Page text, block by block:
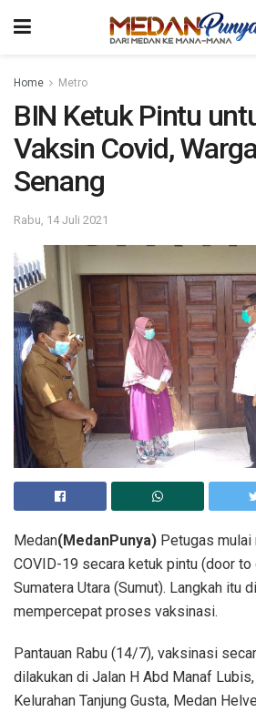
Home Metro
BIN Ketuk Pintu
Vaksin Covid,
Senang
Rabu, 14 Juli 2021
Medan(MedanPunya) Petugas
COVID-19 secara ketuk pintu (door
Sumatera Utara (Sumut). Langkah itu
mempercepat proses vaksinasi.
Pantauan Rabu (14/7), vaksinasi
dilakukan di Jalan H Abd Manaf
Kelurahan Tanjung Gusta, Medan